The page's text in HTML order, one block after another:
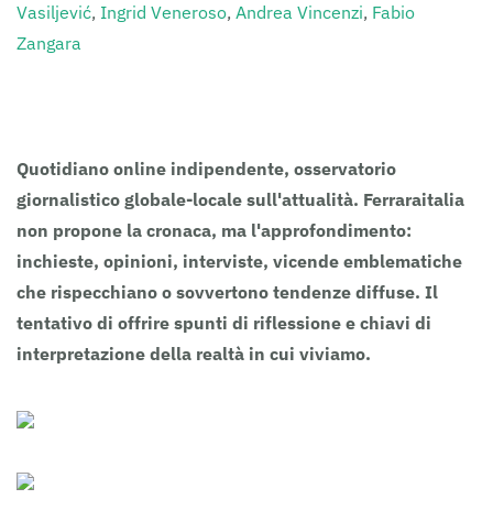
Vasiljević, Ingrid Veneroso, Andrea Vincenzi, Fabio
Zangara
Quotidiano online indipendente, osservatorio
giornalistico globale-locale sull'attualità. Ferraraitalia
non propone la cronaca, ma l'approfondimento:
inchieste, opinioni, interviste, vicende emblematiche
che rispecchiano o sovvertono tendenze diffuse. Il
tentativo di offrire spunti di riflessione e chiavi di
interpretazione della realtà in cui viviamo.